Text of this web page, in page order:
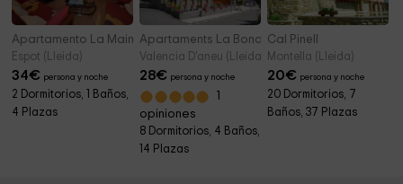
Apartamento La Mainera
Espot (Lleida)
34€ persona y noche
2 Dormitorios, 1 Baños,
4 Plazas
Apartaments La Bonaigua
Valencia D'aneu (Lleida)
28€ persona y noche
opiniones
8 Dormitorios, 4 Baños,
14 Plazas
Cal Pinell
Montella (Lleida)
20€ persona y noche
20 Dormitorios, 7
Baños, 37 Plazas